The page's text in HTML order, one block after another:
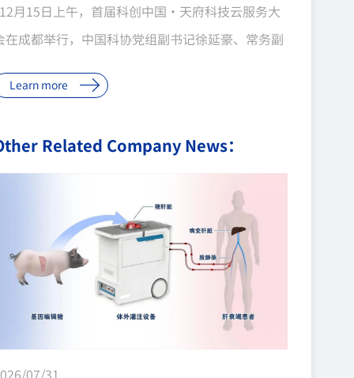
月15日上午，首届科创中国·天府科技云服务大
在成都举行，中国科协党组副书记徐延豪、常务副
30项重大科技成果。中科奥格的“异种器官移植供
围大会开幕式重点发布项目。 科技云服务大会内江
区 自从2019年10月中科奥格落户内江以来，已
成1500平方米的“内江医用小型猪繁育基地”，是
前国内存栏数量最多的医用小...
Learn more
Related Company News：